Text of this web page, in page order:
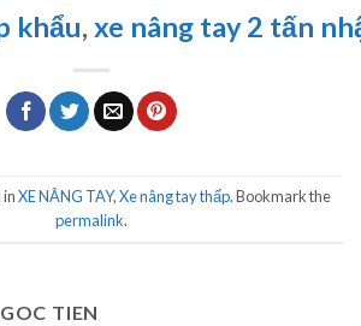
khẩu, xe nâng tay 2 tấn
XE NÂNG TAY,Xe nâng tay thấp. Bookmark the
permalink.
TIEN